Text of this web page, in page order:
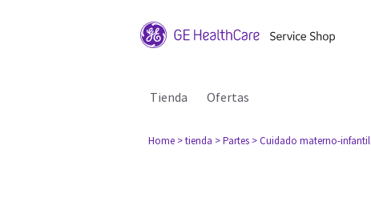
Tienda Ofertas
Home > tienda > Partes > Cuidado materno-infantil